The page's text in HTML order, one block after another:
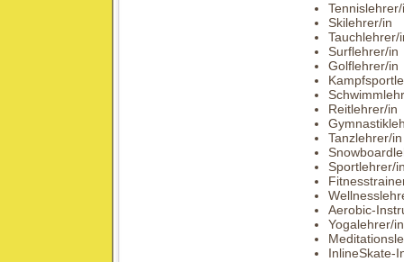
Skilehrer/in
Tauchlehrer/
Surflehrer/in
Golflehrer/in
Reitlehrer/in
Tanzlehrer/in
Sportlehrer/
Aerobic-
Yogalehrer/in
InlineSkate-